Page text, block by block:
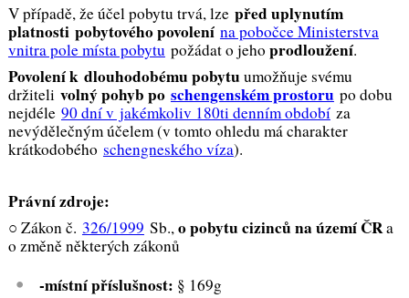
V případě, že účel pobytu trvá, lze před uplynutím
platnosti pobytového povolení na pobočce Ministerstva
vnitra pole místa pobytu požádat o jeho prodloužení.
Povolení k dlouhodobému pobytuumožňuje svému
držitelivolný pohyb po schengenském prostoru po dobu
nejdéle 90 dní v jakémkoliv 180ti denním obdobíza
nevýdělečným účelem (v tomto ohledu má charakter
krátkodobého schengneského víza).
Právní zdroje:
○ Zákon č. 326/1999 Sb.,o pobytu cizinců na území ČRa
o změně některých zákonů
-místní příslušnost: § 169g